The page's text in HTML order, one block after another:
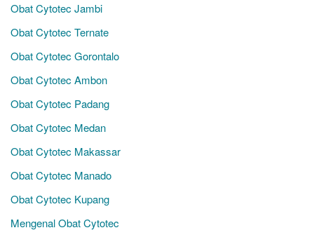
Obat Cytotec Jambi
Obat Cytotec Ternate
Obat Cytotec Gorontalo
Obat Cytotec Ambon
Obat Cytotec Padang
Obat Cytotec Medan
Obat Cytotec Makassar
Obat Cytotec Manado
Obat Cytotec Kupang
Mengenal Obat Cytotec